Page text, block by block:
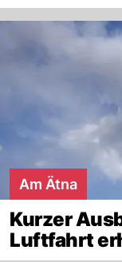
Am Ätna
Kurzer
Luftfahrt